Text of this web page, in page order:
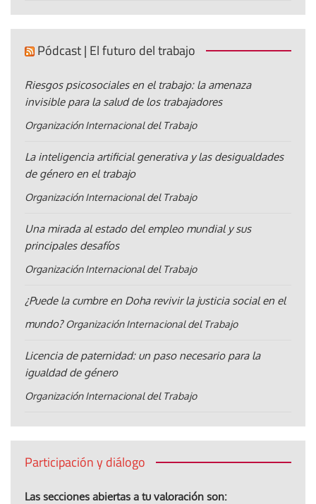
Pódcast | El futuro del trabajo
Riesgos psicosociales en el trabajo: la amenaza
invisible para la salud de los trabajadores
Organización Internacional del Trabajo
La inteligencia artificial generativa y las desigualdades
de género en el trabajo
Organización Internacional del Trabajo
Una mirada al estado del empleo mundial y sus
principales desafíos
Organización Internacional del Trabajo
¿Puede la cumbre en Doha revivir la justicia social en el
mundo? Organización Internacional del Trabajo
Licencia de paternidad: un paso necesario para la
igualdad de género
Organización Internacional del Trabajo
Participación y diálogo
Las secciones abiertas a tu valoración son: